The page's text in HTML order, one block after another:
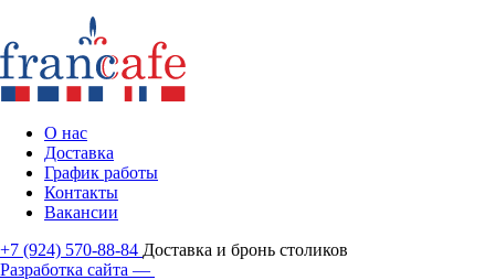
О нас
Доставка
График работы
Контакты
Вакансии
+7 (924) 570-88-84 Доставка и бронь столиков
Разработка сайта —